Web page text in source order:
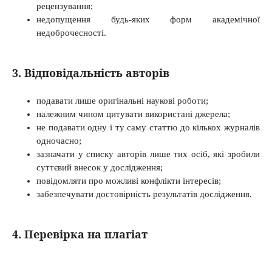
рецензування;
недопущення будь-яких форм академічної
недоброчесності.
3. Відповідальність авторів
подавати лише оригінальні наукові роботи;
належним чином цитувати використані джерела;
не подавати одну і ту саму статтю до кількох журналів
одночасно;
зазначати у списку авторів лише тих осіб, які зробили
суттєвий внесок у дослідження;
повідомляти про можливі конфлікти інтересів;
забезпечувати достовірність результатів дослідження.
4. Перевірка на плагіат